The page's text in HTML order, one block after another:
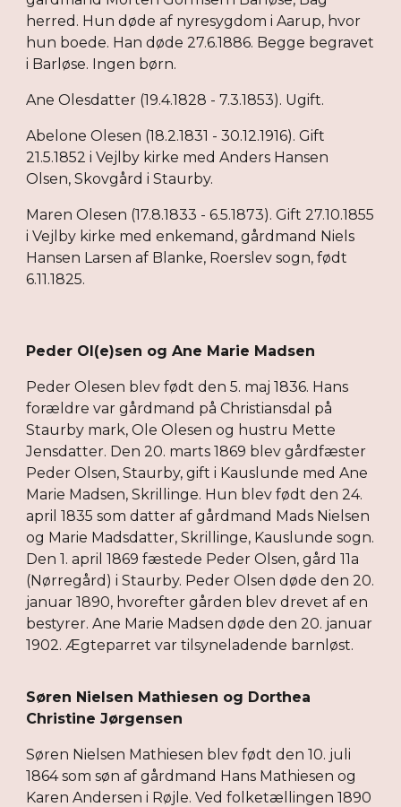
herred. Hun døde af nyresygdom i Aarup, hvor
hun boede. Han døde 27.6.1886. Begge begravet
i Barløse. Ingen børn.
Ane Olesdatter (19.4.1828 - 7.3.1853). Ugift.
Abelone Olesen (18.2.1831 - 30.12.1916). Gift
21.5.1852 i Vejlby kirke med Anders Hansen
Olsen, Skovgård i Staurby.
Maren Olesen (17.8.1833 - 6.5.1873). Gift 27.10.1855
i Vejlby kirke med enkemand, gårdmand Niels
Hansen Larsen af Blanke, Roerslev sogn, født
6.11.1825.
Peder Ol(e)sen og Ane Marie Madsen
Peder Olesen blev født den 5. maj 1836. Hans
forældre var gårdmand på Christiansdal på
Staurby mark, Ole Olesen og hustru Mette
Jensdatter. Den 20. marts 1869 blev gårdfæster
Peder Olsen, Staurby, gift i Kauslunde med Ane
Marie Madsen, Skrillinge. Hun blev født den 24.
april 1835 som datter af gårdmand Mads Nielsen
og Marie Madsdatter, Skrillinge, Kauslunde sogn.
Den 1. april 1869 fæstede Peder Olsen, gård 11a
(Nørregård) i Staurby. Peder Olsen døde den 20.
januar 1890, hvorefter gården blev drevet af en
bestyrer. Ane Marie Madsen døde den 20. januar
1902. Ægteparret var tilsyneladende barnløst.
Søren Nielsen Mathiesen og Dorthea
Christine Jørgensen
Søren Nielsen Mathiesen blev født den 10. juli
1864 som søn af gårdmand Hans Mathiesen og
Karen Andersen i Røjle. Ved folketællingen 1890